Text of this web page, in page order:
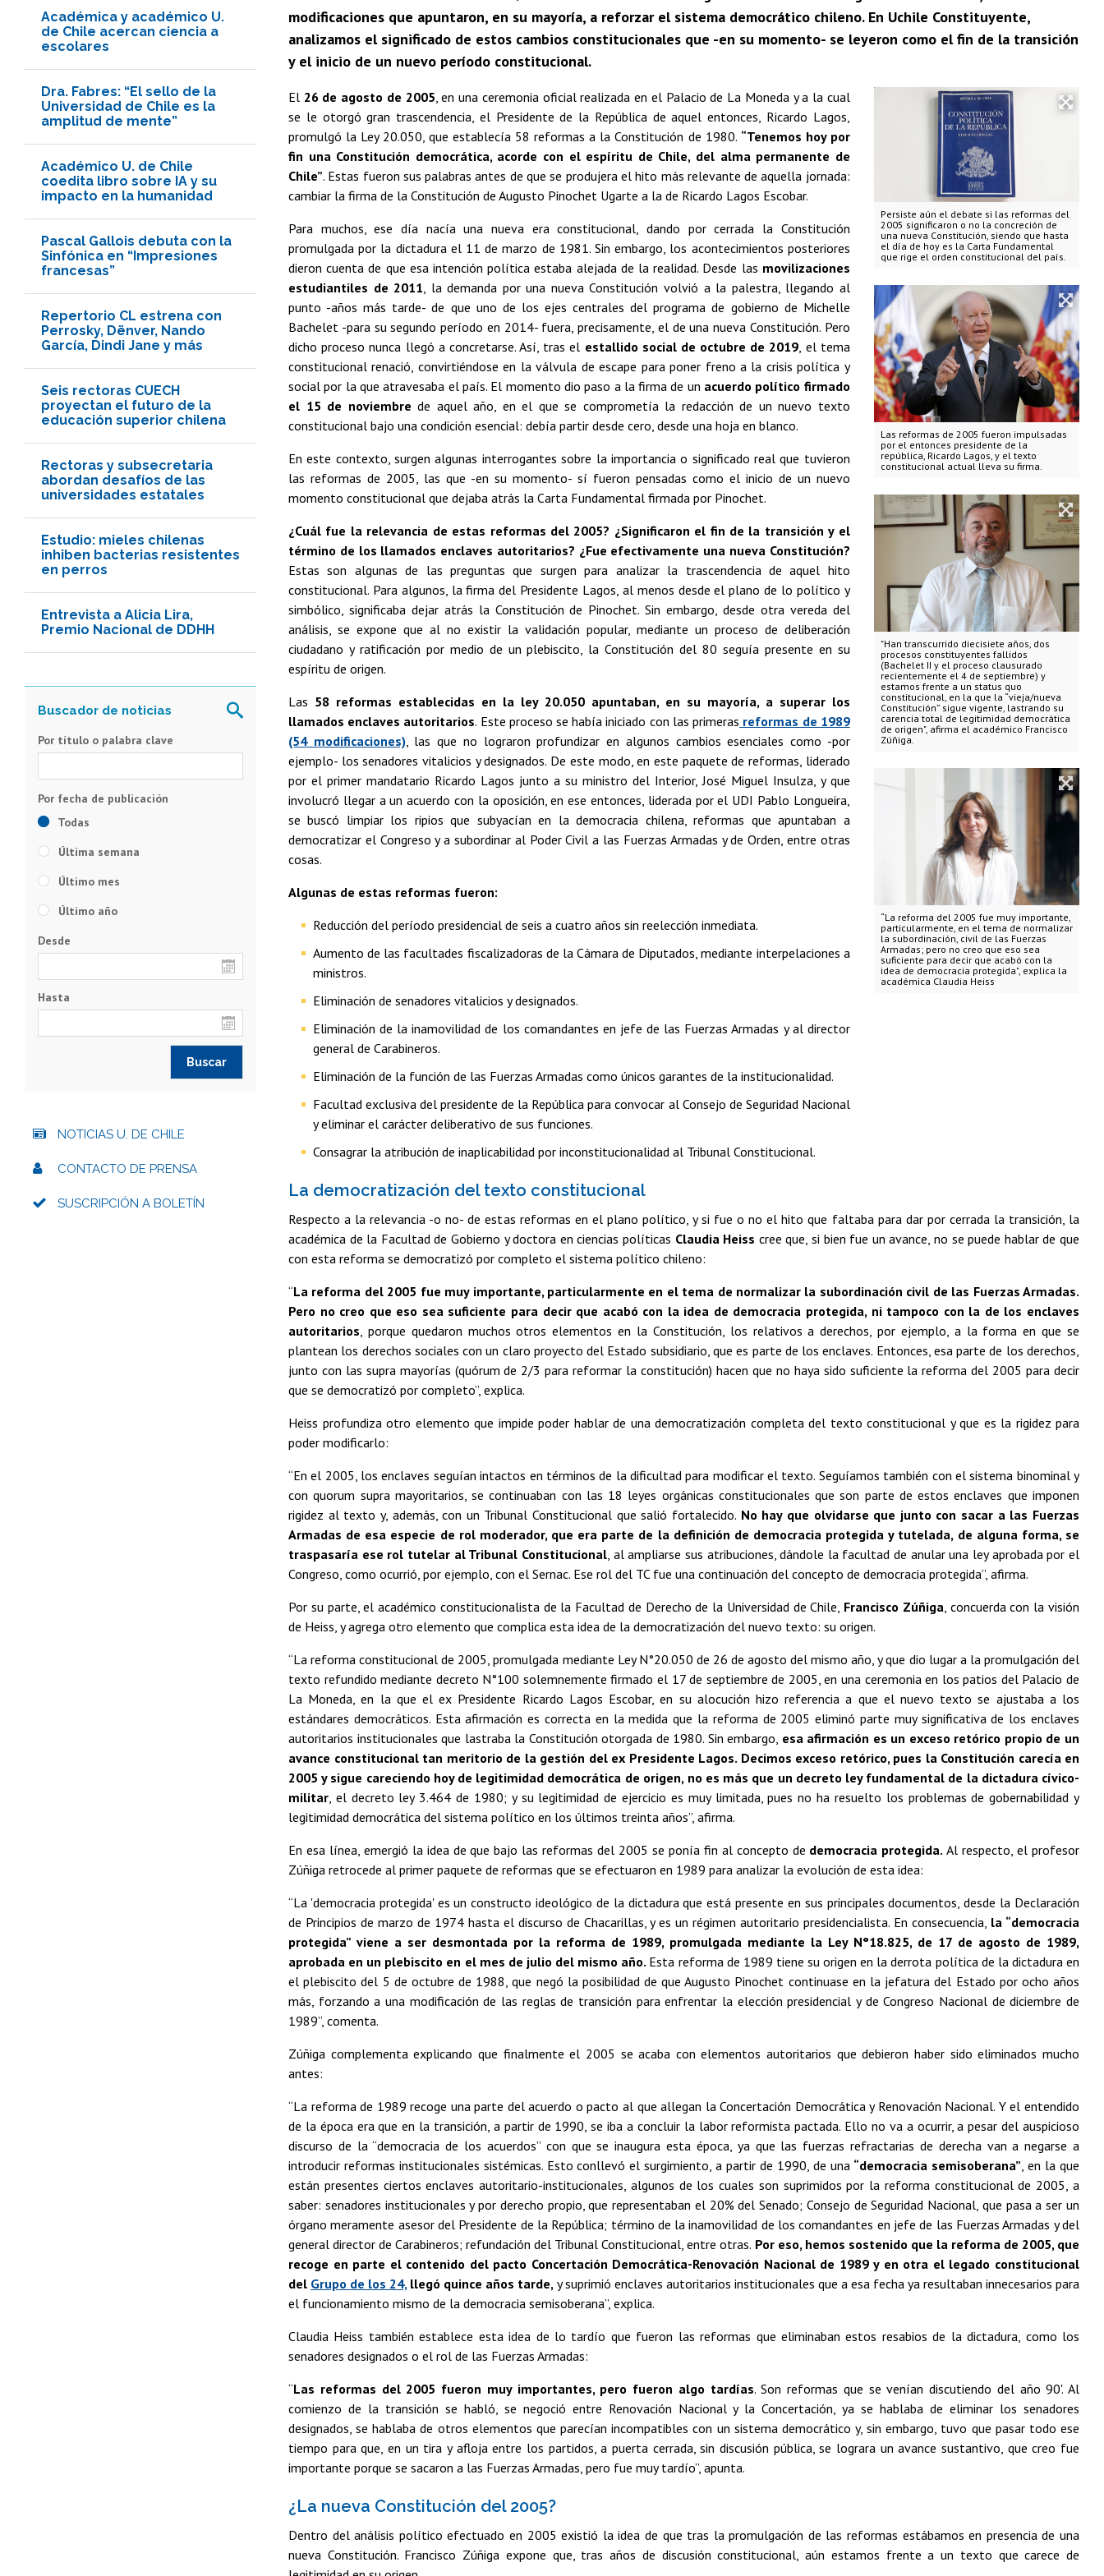
Académica y académico U.
de Chile acercan ciencia a
escolares
Dra. Fabres: “El sello de la
Universidad de Chile es la
amplitud de mente”
Académico U. de Chile
coedita libro sobre IA y su
impacto en la humanidad
Pascal Gallois debuta con la
Sinfónica en “Impresiones
francesas”
Repertorio CL estrena con
Perrosky, Dënver, Nando
García, Dindi Jane y más
Seis rectoras CUECH
proyectan el futuro de la
educación superior chilena
Rectoras y subsecretaria
abordan desafíos de las
universidades estatales
Estudio: mieles chilenas
inhiben bacterias resistentes
en perros
Entrevista a Alicia Lira,
Premio Nacional de DDHH
modificaciones que apuntaron, en su mayoría, a reforzar el sistema democrático chileno. En Uchile Constituyente,
analizamos el significado de estos cambios constitucionales que -en su momento- se leyeron como el fin de la transición
y el inicio de un nuevo período constitucional.
Persiste aún el debate si las reformas del
2005 significaron o no la concreción de
una nueva Constitución, siendo que hasta
el día de hoy es la Carta Fundamental
que rige el orden constitucional del país.
Las reformas de 2005 fueron impulsadas
por el entonces presidente de la
república, Ricardo Lagos, y el texto
constitucional actual lleva su firma.
"Han transcurrido diecisiete años, dos
procesos constituyentes fallidos
(Bachelet II y el proceso clausurado
recientemente el 4 de septiembre) y
estamos frente a un status quo
constitucional, en la que la “vieja/nueva
Constitución” sigue vigente, lastrando su
carencia total de legitimidad democrática
de origen", afirma el académico Francisco
Zúñiga.
“La reforma del 2005 fue muy importante,
particularmente, en el tema de normalizar
la subordinación, civil de las Fuerzas
Armadas; pero no creo que eso sea
suficiente para decir que acabó con la
idea de democracia protegida", explica la
académica Claudia Heiss
El 26 de agosto de 2005 , en una ceremonia oficial realizada en el Palacio de La Moneda y a la cual
se le otorgó gran trascendencia, el Presidente de la República de aquel entonces, Ricardo Lagos,
promulgó la Ley 20.050, que establecía 58 reformas a la Constitución de 1980. “Tenemos hoy por
fin una Constitución democrática, acorde con el espíritu de Chile, del alma permanente de
Chile”. Estas fueron sus palabras antes de que se produjera el hito más relevante de aquella jornada:
cambiar la firma de la Constitución de Augusto Pinochet Ugarte a la de Ricardo Lagos Escobar.
Para muchos, ese día nacía una nueva era constitucional, dando por cerrada la Constitución
promulgada por la dictadura el 11 de marzo de 1981. Sin embargo, los acontecimientos posteriores
dieron cuenta de que esa intención política estaba alejada de la realidad. Desde las movilizaciones
estudiantiles de 2011 , la demanda por una nueva Constitución volvió a la palestra, llegando al
punto -años más tarde- de que uno de los ejes centrales del programa de gobierno de Michelle
Bachelet -para su segundo período en 2014- fuera, precisamente, el de una nueva Constitución. Pero
dicho proceso nunca llegó a concretarse. Así, tras el estallido social de octubre de 2019 , el tema
constitucional renació, convirtiéndose en la válvula de escape para poner freno a la crisis política y
social por la que atravesaba el país. El momento dio paso a la firma de un acuerdo político firmado
el 15 de noviembrede aquel año, en el que se comprometía la redacción de un nuevo texto
constitucional bajo una condición esencial: debía partir desde cero, desde una hoja en blanco.
En este contexto, surgen algunas interrogantes sobre la importancia o significado real que tuvieron
las reformas de 2005, las que -en su momento- sí fueron pensadas como el inicio de un nuevo
momento constitucional que dejaba atrás la Carta Fundamental firmada por Pinochet.
¿Cuál fue la relevancia de estas reformas del 2005? ¿Significaron el fin de la transición y el
término de los llamados enclaves autoritarios? ¿Fue efectivamente una nueva Constitución?
Estas son algunas de las preguntas que surgen para analizar la trascendencia de aquel hito
constitucional. Para algunos, la firma del Presidente Lagos, al menos desde el plano de lo político y
simbólico, significaba dejar atrás la Constitución de Pinochet. Sin embargo, desde otra vereda del
análisis, se expone que al no existir la validación popular, mediante un proceso de deliberación
ciudadano y ratificación por medio de un plebiscito, la Constitución del 80 seguía presente en su
espíritu de origen.
Las 58 reformas establecidas en la ley 20.050 apuntaban, en su mayoría, a superar los
llamados enclaves autoritarios. Este proceso se había iniciado con las primeras reformas de 1989
(54 modificaciones), las que no lograron profundizar en algunos cambios esenciales como -por
ejemplo- los senadores vitalicios y designados. De este modo, en este paquete de reformas, liderado
por el primer mandatario Ricardo Lagos junto a su ministro del Interior, José Miguel Insulza, y que
involucró llegar a un acuerdo con la oposición, en ese entonces, liderada por el UDI Pablo Longueira,
se buscó limpiar los ripios que subyacían en la democracia chilena, reformas que apuntaban a
democratizar el Congreso y a subordinar al Poder Civil a las Fuerzas Armadas y de Orden, entre otras
cosas.
Algunas de estas reformas fueron:
Reducción del período presidencial de seis a cuatro años sin reelección inmediata.
Aumento de las facultades fiscalizadoras de la Cámara de Diputados, mediante interpelaciones a
ministros.
Eliminación de senadores vitalicios y designados.
Eliminación de la inamovilidad de los comandantes en jefe de las Fuerzas Armadas y al director
general de Carabineros.
Eliminación de la función de las Fuerzas Armadas como únicos garantes de la institucionalidad.
Facultad exclusiva del presidente de la República para convocar al Consejo de Seguridad Nacional
y eliminar el carácter deliberativo de sus funciones.
Consagrar la atribución de inaplicabilidad por inconstitucionalidad al Tribunal Constitucional.
La democratización del texto constitucional
Respecto a la relevancia -o no- de estas reformas en el plano político, y si fue o no el hito que faltaba para dar por cerrada la transición, la
académica de la Facultad de Gobierno y doctora en ciencias políticas Claudia Heiss cree que, si bien fue un avance, no se puede hablar de que
con esta reforma se democratizó por completo el sistema político chileno:
“La reforma del 2005 fue muy importante, particularmente en el tema de normalizar la subordinación civil de las Fuerzas Armadas.
Pero no creo que eso sea suficiente para decir que acabó con la idea de democracia protegida, ni tampoco con la de los enclaves
autoritarios, porque quedaron muchos otros elementos en la Constitución, los relativos a derechos, por ejemplo, a la forma en que se
plantean los derechos sociales con un claro proyecto del Estado subsidiario, que es parte de los enclaves. Entonces, esa parte de los derechos,
junto con las supra mayorías (quórum de 2/3 para reformar la constitución) hacen que no haya sido suficiente la reforma del 2005 para decir
que se democratizó por completo”, explica.
Heiss profundiza otro elemento que impide poder hablar de una democratización completa del texto constitucional y que es la rigidez para
poder modificarlo:
“En el 2005, los enclaves seguían intactos en términos de la dificultad para modificar el texto. Seguíamos también con el sistema binominal y
con quorum supra mayoritarios, se continuaban con las 18 leyes orgánicas constitucionales que son parte de estos enclaves que imponen
rigidez al texto y, además, con un Tribunal Constitucional que salió fortalecido. No hay que olvidarse que junto con sacar a las Fuerzas
Armadas de esa especie de rol moderador, que era parte de la definición de democracia protegida y tutelada, de alguna forma, se
traspasaría ese rol tutelar al Tribunal Constitucional, al ampliarse sus atribuciones, dándole la facultad de anular una ley aprobada por el
Congreso, como ocurrió, por ejemplo, con el Sernac. Ese rol del TC fue una continuación del concepto de democracia protegida”, afirma.
Por su parte, el académico constitucionalista de la Facultad de Derecho de la Universidad de Chile, Francisco Zúñiga, concuerda con la visión
de Heiss, y agrega otro elemento que complica esta idea de la democratización del nuevo texto: su origen.
“La reforma constitucional de 2005, promulgada mediante Ley N°20.050 de 26 de agosto del mismo año, y que dio lugar a la promulgación del
texto refundido mediante decreto N°100 solemnemente firmado el 17 de septiembre de 2005, en una ceremonia en los patios del Palacio de
La Moneda, en la que el ex Presidente Ricardo Lagos Escobar, en su alocución hizo referencia a que el nuevo texto se ajustaba a los
estándares democráticos. Esta afirmación es correcta en la medida que la reforma de 2005 eliminó parte muy significativa de los enclaves
autoritarios institucionales que lastraba la Constitución otorgada de 1980. Sin embargo, esa afirmación es un exceso retórico propio de un
avance constitucional tan meritorio de la gestión del ex Presidente Lagos. Decimos exceso retórico, pues la Constitución carecía en
2005 y sigue careciendo hoy de legitimidad democrática de origen, no es más que un decreto ley fundamental de la dictadura cívico-
militar, el decreto ley 3.464 de 1980; y su legitimidad de ejercicio es muy limitada, pues no ha resuelto los problemas de gobernabilidad y
legitimidad democrática del sistema político en los últimos treinta años”, afirma.
En esa línea, emergió la idea de que bajo las reformas del 2005 se ponía fin al concepto de democracia protegida. Al respecto, el profesor
Zúñiga retrocede al primer paquete de reformas que se efectuaron en 1989 para analizar la evolución de esta idea:
“La 'democracia protegida' es un constructo ideológico de la dictadura que está presente en sus principales documentos, desde la Declaración
de Principios de marzo de 1974 hasta el discurso de Chacarillas, y es un régimen autoritario presidencialista. En consecuencia, la “democracia
protegida” viene a ser desmontada por la reforma de 1989, promulgada mediante la Ley N°18.825, de 17 de agosto de 1989,
aprobada en un plebiscito en el mes de julio del mismo año. Esta reforma de 1989 tiene su origen en la derrota política de la dictadura en
el plebiscito del 5 de octubre de 1988, que negó la posibilidad de que Augusto Pinochet continuase en la jefatura del Estado por ocho años
más, forzando a una modificación de las reglas de transición para enfrentar la elección presidencial y de Congreso Nacional de diciembre de
1989”, comenta.
Zúñiga complementa explicando que finalmente el 2005 se acaba con elementos autoritarios que debieron haber sido eliminados mucho
antes:
“La reforma de 1989 recoge una parte del acuerdo o pacto al que allegan la Concertación Democrática y Renovación Nacional. Y el entendido
de la época era que en la transición, a partir de 1990, se iba a concluir la labor reformista pactada. Ello no va a ocurrir, a pesar del auspicioso
discurso de la “democracia de los acuerdos” con que se inaugura esta época, ya que las fuerzas refractarias de derecha van a negarse a
introducir reformas institucionales sistémicas. Esto conllevó el surgimiento, a partir de 1990, de una “democracia semisoberana”, en la que
están presentes ciertos enclaves autoritario-institucionales, algunos de los cuales son suprimidos por la reforma constitucional de 2005, a
saber: senadores institucionales y por derecho propio, que representaban el 20% del Senado; Consejo de Seguridad Nacional, que pasa a ser un
órgano meramente asesor del Presidente de la República; término de la inamovilidad de los comandantes en jefe de las Fuerzas Armadas y del
general director de Carabineros; refundación del Tribunal Constitucional, entre otras. Por eso, hemos sostenido que la reforma de 2005, que
recoge en parte el contenido del pacto Concertación Democrática-Renovación Nacional de 1989 y en otra el legado constitucional
del Grupo de los 24,llegó quince años tarde, y suprimió enclaves autoritarios institucionales que a esa fecha ya resultaban innecesarios para
el funcionamiento mismo de la democracia semisoberana”, explica.
Claudia Heiss también establece esta idea de lo tardío que fueron las reformas que eliminaban estos resabios de la dictadura, como los
senadores designados o el rol de las Fuerzas Armadas:
“Las reformas del 2005 fueron muy importantes, pero fueron algo tardías. Son reformas que se venían discutiendo del año 90'. Al
comienzo de la transición se habló, se negoció entre Renovación Nacional y la Concertación, ya se hablaba de eliminar los senadores
designados, se hablaba de otros elementos que parecían incompatibles con un sistema democrático y, sin embargo, tuvo que pasar todo ese
tiempo para que, en un tira y afloja entre los partidos, a puerta cerrada, sin discusión pública, se lograra un avance sustantivo, que creo fue
importante porque se sacaron a las Fuerzas Armadas, pero fue muy tardío”, apunta.
¿La nueva Constitución del 2005?
Dentro del análisis político efectuado en 2005 existió la idea de que tras la promulgación de las reformas estábamos en presencia de una
nueva Constitución. Francisco Zúñiga expone que, tras años de discusión constitucional, aún estamos frente a un texto que carece de
Por título o palabra clave
Todas
Última semana
Último mes
Último año
Desde
Hasta
NOTICIAS U. DE CHILE
CONTACTO DE PRENSA
SUSCRIPCIÓN A BOLETÍN